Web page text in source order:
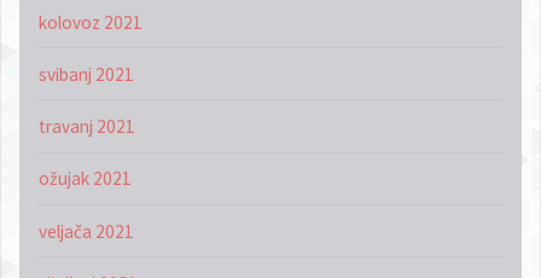
kolovoz 2021
svibanj 2021
travanj 2021
ožujak 2021
veljača 2021